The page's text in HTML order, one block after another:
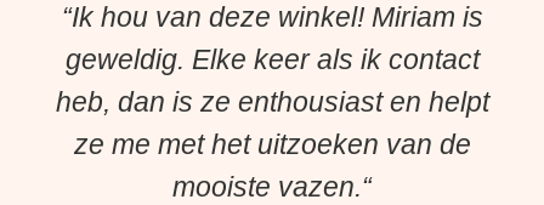
“Ik hou van deze winkel! Miriam is
geweldig. Elke keer als ik contact
heb, dan is ze enthousiast en helpt
ze me met het uitzoeken van de
mooiste vazen.“